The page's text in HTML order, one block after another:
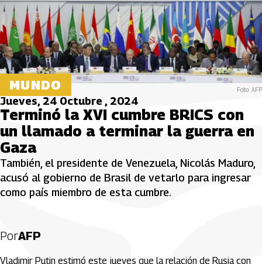
MUNDO Foto: AFP
Jueves, 24 Octubre , 2024
Terminó la XVI cumbre BRICS con
un llamado a terminar la guerra en
Gaza
También, el presidente de Venezuela, Nicolás Maduro,
acusó al gobierno de Brasil de vetarlo para ingresar
como país miembro de esta cumbre.
PorAFP
Vladimir Putin estimó este jueves que la relación de Rusia con